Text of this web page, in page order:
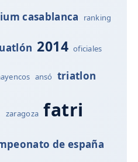
casablanca
ranking
2014 oficiales
ansó triatlon
zaragoza fatri
de españa